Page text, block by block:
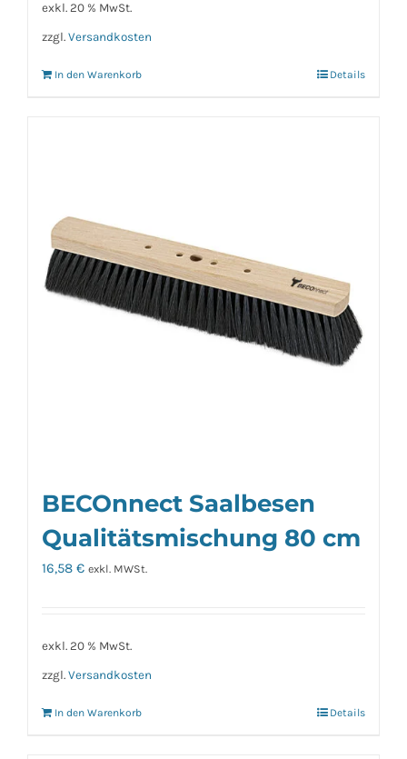
exkl. 20 % MwSt.
zzgl. Versandkosten
In den Warenkorb Details
BECOnnect Saalbesen
Qualitätsmischung 80 cm
16,58 € exkl. MWSt.
exkl. 20 % MwSt.
zzgl. Versandkosten
In den Warenkorb Details